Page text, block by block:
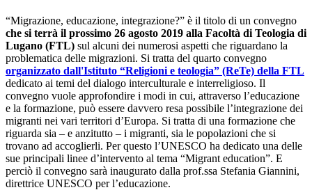
“Migrazione, educazione, integrazione?” è il titolo di un convegno
che si terrà il prossimo 26 agosto 2019 alla Facoltà di Teologia di
Lugano (FTL) sul alcuni dei numerosi aspetti che riguardano la
problematica delle migrazioni. Si tratta del quarto convegno
organizzato dall'Istituto “Religioni e teologia” (ReTe) della FTL
dedicato ai temi del dialogo interculturale e interreligioso. Il
convegno vuole approfondire i modi in cui, attraverso l’educazione
e la formazione, può essere davvero resa possibile l’integrazione dei
migranti nei vari territori d’Europa. Si tratta di una formazione che
riguarda sia – e anzitutto – i migranti, sia le popolazioni che si
trovano ad accoglierli. Per questo l’UNESCO ha dedicato una delle
sue principali linee d’intervento al tema “Migrant education”. E
perciò il convegno sarà inaugurato dalla prof.ssa Stefania Giannini,
direttrice UNESCO per l’educazione.